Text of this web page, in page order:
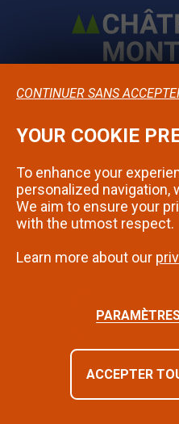
YOUR COOKIE
To enhance your
personalized navigation,
We aim to ensure your
with the utmost respect.
Learn more about our
ACCEPTER
CONTINUER SANS